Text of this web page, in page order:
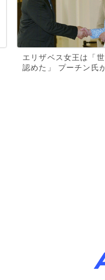
エリザベス女王は「
認めた」 プーチン氏